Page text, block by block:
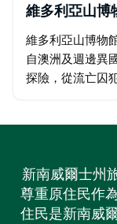
維多利亞山博
維多利亞山博物
自澳洲及週邊異
探險，從流亡囚
新南威爾士州
尊重原住民作
住民是新南威